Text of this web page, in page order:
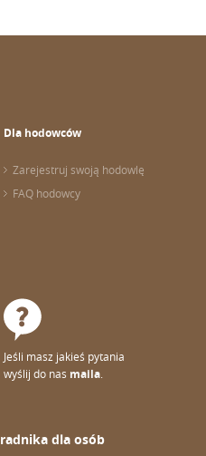
Dla hodowców
Zarejestruj swoją hodowlę
FAQ hodowcy
Jeśli masz jakieś pytania
wyślij do nas maila
dla osób